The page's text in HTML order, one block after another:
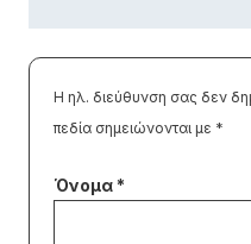
Η ηλ. διεύθυνση σας δεν
πεδία σημειώνονται με *